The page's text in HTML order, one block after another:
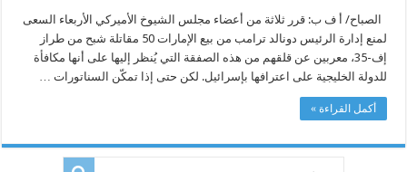
الأميركي
..
سعي
لمنع
الإمارات
من
الصباح/ أ ف ب: قرر ثلاثة من أعضاء مجلس الشيوخ الأميركي الأربعاء السعى
لمنع إدارة الرئيس دونالد ترامب من بيع الإمارات 50 مقاتلة شبح من طراز
إف-35، معربين عن قلقهم من هذه الصفقة التي يُنظر إليها على أنها مكافأة
للدولة الخليجية على اعترافها بإسرائيل. لكن حتى إذا تمكّن السناتورات …
أكمل القراءة »